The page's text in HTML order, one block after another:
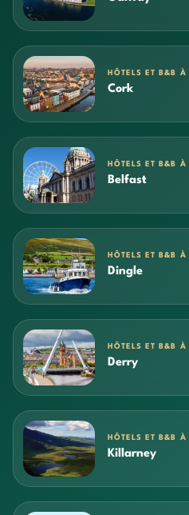
HÔTELS ET B&B À
Cork
HÔTELS ET B&B À
Belfast
HÔTELS ET B&B À
Dingle
HÔTELS ET B&B À
Derry
HÔTELS ET B&B À
Killarney